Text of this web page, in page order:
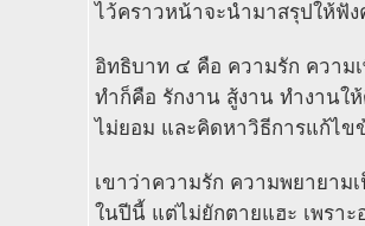
ไว้คราวหน้าจะนำมาสรุปให้ฟัง
อิทธิบาท ๔ คือ ความรัก ความ
ทำก็คือ รักงาน สู้งาน ทำงานใ
ไม่ยอม และคิดหาวิธีการแก้ไข
เขาว่าความรัก ความพยายา
ในปีนี้ แต่ไม่ยักตายแฮะ เพรา